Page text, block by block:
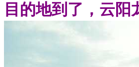
目的地到了，云阳